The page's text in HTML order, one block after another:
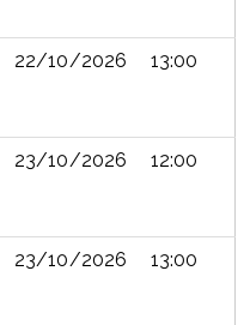
22/10/2026 13:00
23/10/2026 12:00
23/10/2026 13:00